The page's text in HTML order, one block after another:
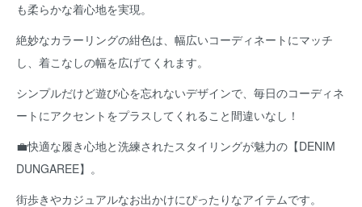
も柔らかな着心地を実現。
絶妙なカラーリングの紺色は、幅広いコーディネートにマッチ
し、着こなしの幅を広げてくれます。
シンプルだけど遊び心を忘れないデザインで、毎日のコーディネ
ートにアクセントをプラスしてくれること間違いなし！
💼快適な履き心地と洗練されたスタイリングが魅力の【DENIM
DUNGAREE】。
街歩きやカジュアルなお出かけにぴったりなアイテムです。